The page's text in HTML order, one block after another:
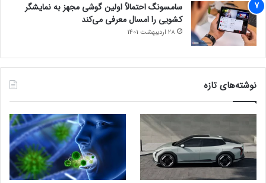
سامسونگ احتمالاً اولین گوشی مجهز به نمایشگر
کشویی را امسال معرفی می‌کند
28 اردیبهشت 1401
نوشته‌های تازه